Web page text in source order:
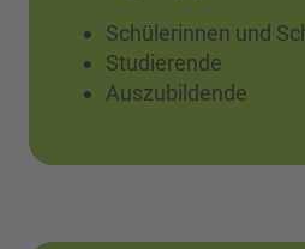
Schülerinnen und
Studierende
Auszubildende